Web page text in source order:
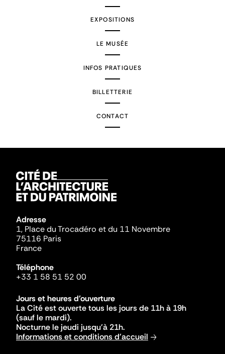
EXPOSITIONS
LE MUSÉE
INFOS PRATIQUES
BILLETTERIE
CONTACT
Adresse
1, Place du Trocadéro et du 11 Novembre
75116 Paris
France
Téléphone
+33 1 58 51 52 00
Jours et heures d'ouverture
La Cité est ouverte tous les jours de 11h à 19h
(sauf le mardi).
Nocturne le jeudi jusqu'à 21h.
Informations et conditions d'accueil